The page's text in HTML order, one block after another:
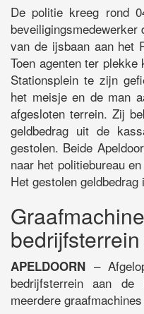
De politie kreeg rond
van de ijsbaan aan het
Toen agenten ter
Stationsplein te zijn
het meisje en de man
afgesloten terrein. Zij
geldbedrag uit de
gestolen. Beide
naar het politiebureau
Het gestolen
APELDOORN –
bedrijfsterrein aan de
meerdere